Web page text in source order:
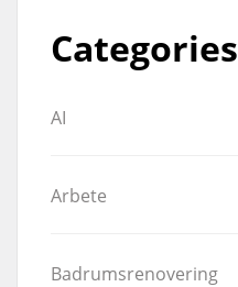
Categories
AI
Arbete
Badrumsrenovering